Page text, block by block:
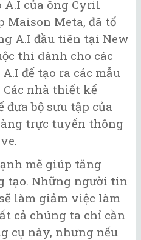
A.I của ông Cyril
Maison Meta, đã tổ
A.I đầu tiên tại New
thi dành cho các
để tạo ra các mẫu
nhà thiết kế
bộ sưu tập của
trực tuyến thông
mẽ giúp tăng
tạo. Những người tin
làm giảm việc làm
cả chúng ta chỉ cần
cụ này, nhưng nếu